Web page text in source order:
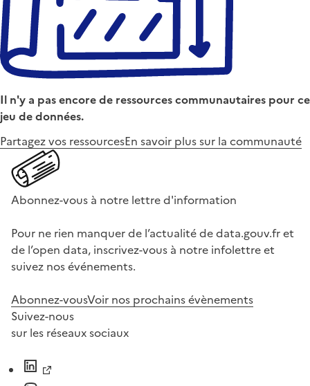
Il n'y a pas encore de ressources communautaires pour ce
jeu de données.
Partagez vos ressourcesEn savoir plus sur la communauté
Abonnez-vous à notre lettre d'information
Pour ne rien manquer de l’actualité de data.gouv.fr et
de l’open data, inscrivez-vous à notre infolettre et
suivez nos événements.
Abonnez-vousVoir nos prochains évènements
Suivez-nous
sur les réseaux sociaux